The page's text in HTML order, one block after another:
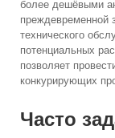
более дешёвыми
преждевременной
технического
потенциальных
позволяет
конкурирующих
Часто